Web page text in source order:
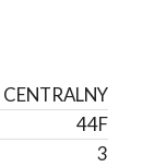
CENTRALNY
44F
3